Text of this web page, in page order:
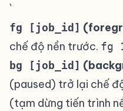
`
fg [job_id]
chế độ nền trước. fg
bg [job_id]
(paused) trở lại chế
(tạm dừng tiến trình